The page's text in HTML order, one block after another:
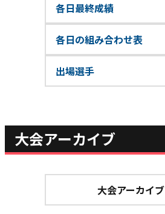
各日最終成績
各日の組み合わせ表
出場選手
大会アーカイブ
大会アーカイブ